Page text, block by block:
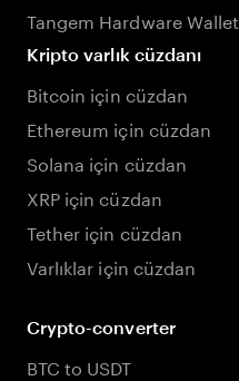
Tangem Hardware Wallet
Kripto varlık cüzdanı
Bitcoin için cüzdan
Ethereum için cüzdan
Solana için cüzdan
XRP için cüzdan
Tether için cüzdan
Varlıklar için cüzdan
Crypto-converter
BTC to USDT